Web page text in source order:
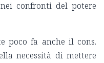
confronti del potere
poco fa anche il cons.
necessità di mettere